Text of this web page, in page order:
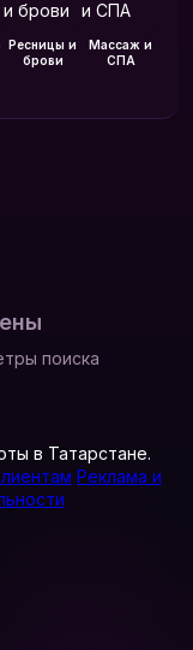
Ресницы и
брови
Массаж и
СПА
поиска
в Татарстане.
Реклама и